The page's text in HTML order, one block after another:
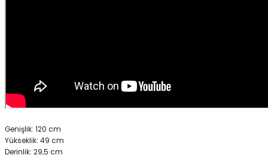
Genişlik: 120 cm
Yükseklik: 49 cm
Derinlik: 29,5 cm